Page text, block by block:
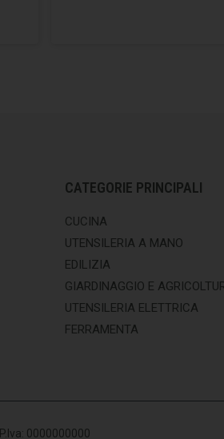
CATEGORIE PRINCIPALI
CUCINA
UTENSILERIA A MANO
EDILIZIA
GIARDINAGGIO E
UTENSILERIA ELETTRICA
FERRAMENTA
P.Iva: 0000000000